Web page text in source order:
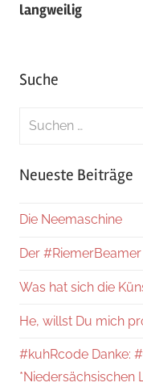
langweilig
Suche
Suchen
Neueste Beiträge
Die Neemaschine
Der #RiemerBeamer
Was hat sich die
He, willst Du mich
#kuhRcode Danke:
*Niedersächsischen